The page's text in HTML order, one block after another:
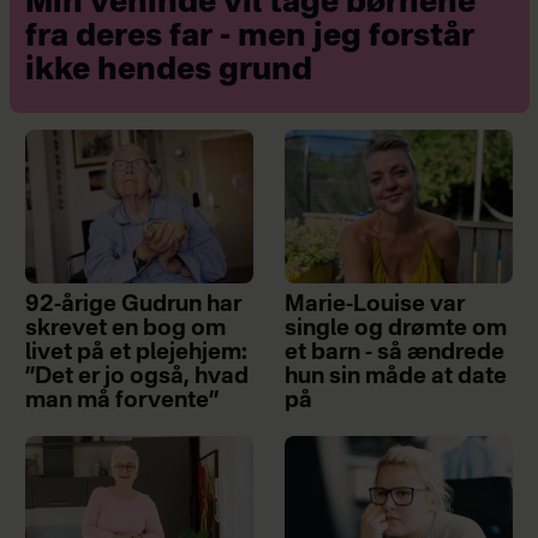
fra deres far - men jeg forstår
ikke hendes grund
92-årige Gudrun har
skrevet en bog om
livet på et plejehjem:
”Det er jo også, hvad
man må forvente”
Marie-Louise var
single og drømte om
et barn - så ændrede
hun sin måde at date
på